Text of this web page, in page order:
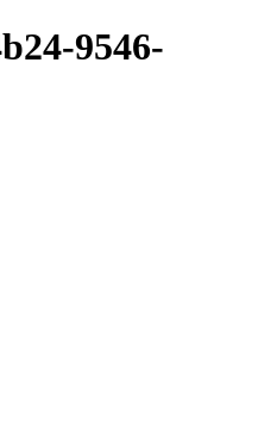
9546-